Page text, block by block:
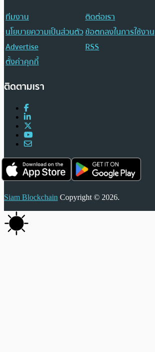
ทีมงาน
ติดต่อเรา
นโยบายความเป็นส่วนตัวข้อตกลงในการใช้งาน
Advertise
RSS
ตั้งค่าคุกกี้
ติดตามเรา
Siam Blockchain Copyright © 2026.